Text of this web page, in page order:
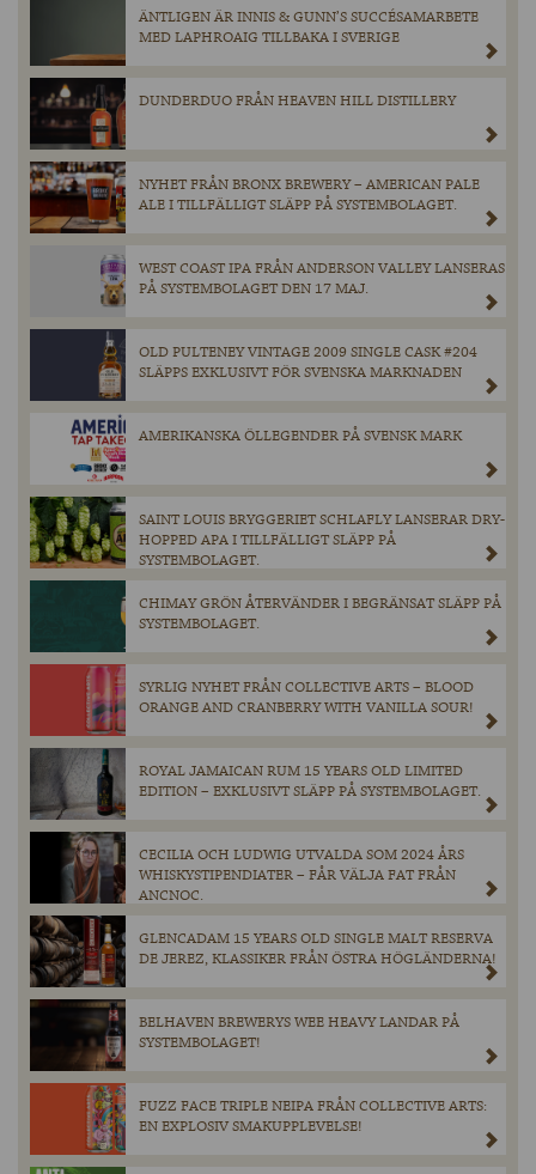
ÄNTLIGEN ÄR INNIS & GUNN’S SUCCÉSAMARBETE
MED LAPHROAIG TILLBAKA I SVERIGE
DUNDERDUO FRÅN HEAVEN HILL DISTILLERY
NYHET FRÅN BRONX BREWERY – AMERICAN PALE
ALE I TILLFÄLLIGT SLÄPP PÅ SYSTEMBOLAGET.
WEST COAST IPA FRÅN ANDERSON VALLEY LANSERAS
PÅ SYSTEMBOLAGET DEN 17 MAJ.
OLD PULTENEY VINTAGE 2009 SINGLE CASK #204
SLÄPPS EXKLUSIVT FÖR SVENSKA MARKNADEN
AMERIKANSKA ÖLLEGENDER PÅ SVENSK MARK
SAINT LOUIS BRYGGERIET SCHLAFLY LANSERAR DRY-
HOPPED APA I TILLFÄLLIGT SLÄPP PÅ
SYSTEMBOLAGET.
CHIMAY GRÖN ÅTERVÄNDER I BEGRÄNSAT SLÄPP PÅ
SYSTEMBOLAGET.
SYRLIG NYHET FRÅN COLLECTIVE ARTS – BLOOD
ORANGE AND CRANBERRY WITH VANILLA SOUR!
ROYAL JAMAICAN RUM 15 YEARS OLD LIMITED
EDITION – EXKLUSIVT SLÄPP PÅ SYSTEMBOLAGET.
CECILIA OCH LUDWIG UTVALDA SOM 2024 ÅRS
WHISKYSTIPENDIATER – FÅR VÄLJA FAT FRÅN
ANCNOC.
GLENCADAM 15 YEARS OLD SINGLE MALT RESERVA
DE JEREZ, KLASSIKER FRÅN ÖSTRA HÖGLÄNDERNA!
BELHAVEN BREWERYS WEE HEAVY LANDAR PÅ
SYSTEMBOLAGET!
FUZZ FACE TRIPLE NEIPA FRÅN COLLECTIVE ARTS:
EN EXPLOSIV SMAKUPPLEVELSE!